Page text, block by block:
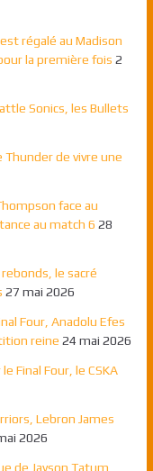
régalé au Madison
la première fois 2
Sonics, les Bullets
de vivre une
face au
au match 6 28
le sacré
27 mai 2026
Four, Anadolu Efes
reine 24 mai 2026
Final Four, le CSKA
Lebron James
2026
de Jayson Tatum